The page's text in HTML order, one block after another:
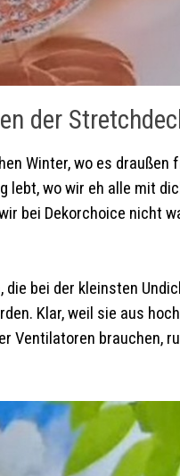
der
Winter, wo es draußen
wo wir eh alle mit
bei Dekorchoice nicht
bei der kleinsten
Klar, weil sie aus
Ventilatoren brauchen,